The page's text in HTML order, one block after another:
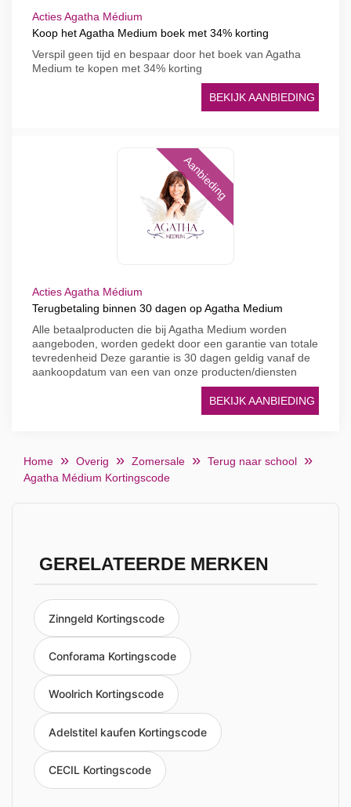
Acties Agatha Médium
Koop het Agatha Medium boek met 34% korting
Verspil geen tijd en bespaar door het boek van Agatha
Medium te kopen met 34% korting
BEKIJK AANBIEDING
Aanbieding
Acties Agatha Médium
Terugbetaling binnen 30 dagen op Agatha Medium
Alle betaalproducten die bij Agatha Medium worden
aangeboden, worden gedekt door een garantie van totale
tevredenheid Deze garantie is 30 dagen geldig vanaf de
aankoopdatum van een van onze producten/diensten
BEKIJK AANBIEDING
Home Overig Zomersale
Terug naar school
Agatha Médium Kortingscode
GERELATEERDE MERKEN
Zinngeld Kortingscode
Conforama Kortingscode
Woolrich Kortingscode
Adelstitel kaufen Kortingscode
CECIL Kortingscode